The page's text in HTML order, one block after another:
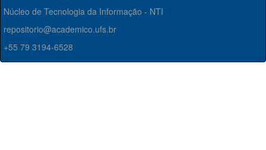
Núcleo de Tecnologia da Informação - NTI
repositorio@academico.ufs.br
+55 79 3194-6528